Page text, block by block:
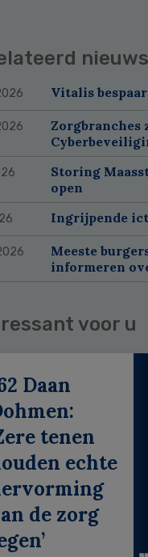
nieuws
Vitalis
Zorgbranches
Storing
open
Ingrijpende
Meeste
informeren
voor u
Daan
tenen
echte
de zorg